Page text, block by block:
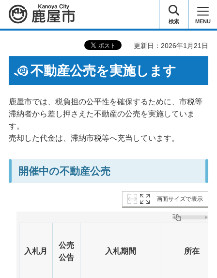
鹿屋市 検索 MENU
更新日：2026年1月21日
不動産公売を実施します
鹿屋市では、税負担の公平性を確保するために、市税等
滞納者から差し押さえた不動産の公売を実施していま
す。
売却した代金は、滞納市税等へ充当しています。
開催中の不動産公売
画面サイズで表示
入札月
公売
公告
入札期間 所在